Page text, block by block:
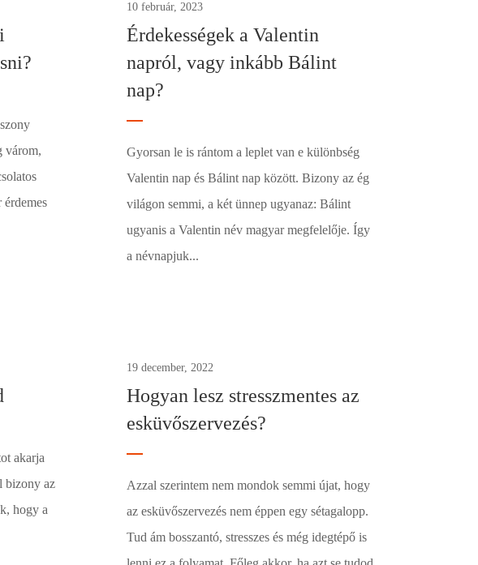
várom,
10 február, 2023
Érdekességek a Valentin
napról, vagy inkább Bálint
nap?
Gyorsan le is rántom a leplet van e különbség
Valentin nap és Bálint nap között. Bizony az ég
világon semmi, a két ünnep ugyanaz: Bálint
ugyanis a Valentin név magyar megfelelője. Így
a névnapjuk...
akarja
bizony az
hogy a
19 december, 2022
Hogyan lesz stresszmentes az
esküvőszervezés?
Azzal szerintem nem mondok semmi újat, hogy
az esküvőszervezés nem éppen egy sétagalopp.
Tud ám bosszantó, stresszes és még idegtépő is